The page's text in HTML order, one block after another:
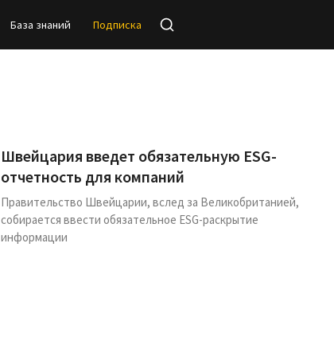
База знаний Подписка
Швейцария введет обязательную ESG-
отчетность для компаний
Правительство Швейцарии, вслед за Великобританией,
собирается ввести обязательное ESG-раскрытие
информации